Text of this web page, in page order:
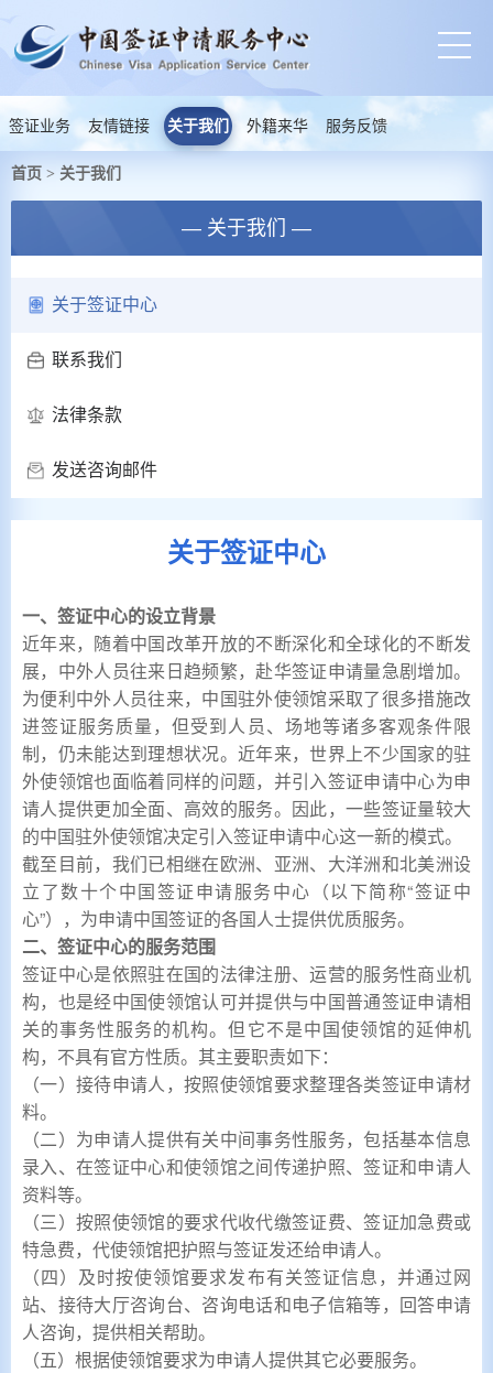
签证业务 友情链接 关于我们 外籍来华 服务反馈
首页 > 关于我们
— 关于我们 —
关于签证中心
联系我们
法律条款
发送咨询邮件
关于签证中心
一、签证中心的设立背景
近年来，随着中国改革开放的不断深化和全球化的不断发
展，中外人员往来日趋频繁，赴华签证申请量急剧增加。
为便利中外人员往来，中国驻外使领馆采取了很多措施改
进签证服务质量，但受到人员、场地等诸多客观条件限
制，仍未能达到理想状况。近年来，世界上不少国家的驻
外使领馆也面临着同样的问题，并引入签证申请中心为申
请人提供更加全面、高效的服务。因此，一些签证量较大
的中国驻外使领馆决定引入签证申请中心这一新的模式。
截至目前，我们已相继在欧洲、亚洲、大洋洲和北美洲设
立了数十个中国签证申请服务中心（以下简称“签证中
心”），为申请中国签证的各国人士提供优质服务。
二、签证中心的服务范围
签证中心是依照驻在国的法律注册、运营的服务性商业机
构，也是经中国使领馆认可并提供与中国普通签证申请相
关的事务性服务的机构。但它不是中国使领馆的延伸机
构，不具有官方性质。其主要职责如下：
（一）接待申请人，按照使领馆要求整理各类签证申请材
料。
（二）为申请人提供有关中间事务性服务，包括基本信息
录入、在签证中心和使领馆之间传递护照、签证和申请人
资料等。
（三）按照使领馆的要求代收代缴签证费、签证加急费或
特急费，代使领馆把护照与签证发还给申请人。
（四）及时按使领馆要求发布有关签证信息，并通过网
站、接待大厅咨询台、咨询电话和电子信箱等，回答申请
人咨询，提供相关帮助。
（五）根据使领馆要求为申请人提供其它必要服务。